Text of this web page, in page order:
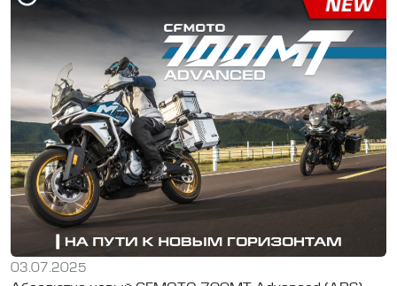
03.07.2025